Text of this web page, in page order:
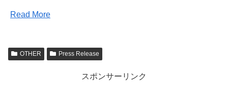
Read More
OTHER Press Release
スポンサーリンク